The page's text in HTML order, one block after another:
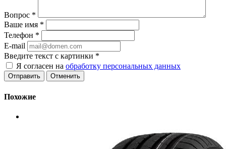
Вопрос *
Ваше имя *
Телефон *
E-mail
Введите текст с картинки *
Я согласен на обработку персональных данных
Отменить
Похожие